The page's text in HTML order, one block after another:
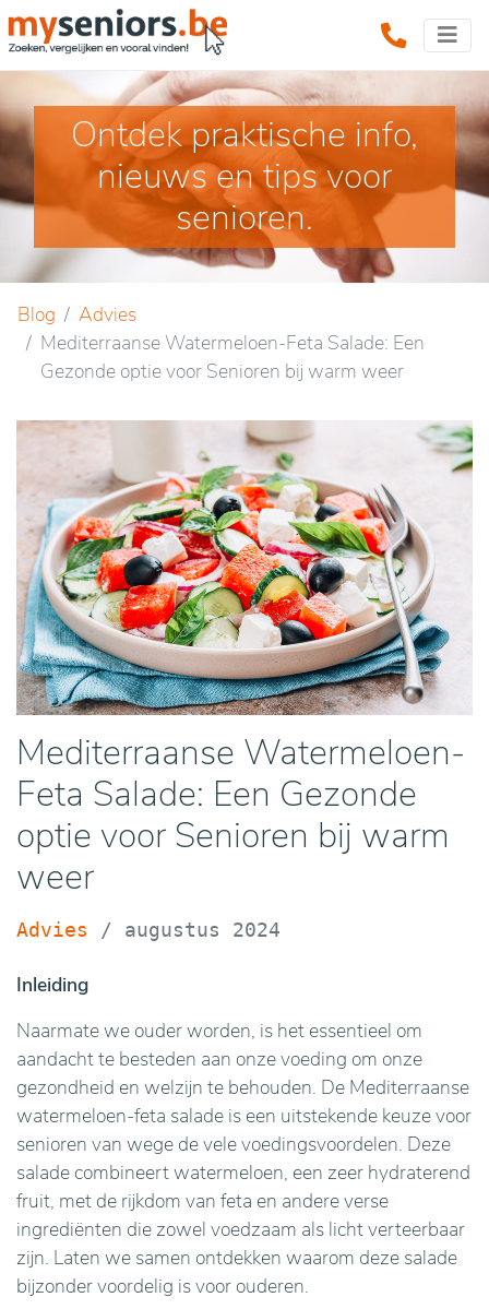
Ontdek praktische info,
nieuws en tips voor
senioren.
Blog
Advies
Mediterraanse Watermeloen-Feta Salade: Een
Gezonde optie voor Senioren bij warm weer
Mediterraanse Watermeloen-
Feta Salade: Een Gezonde
optie voor Senioren bij warm
weer
Advies / augustus 2024
Inleiding
Naarmate we ouder worden, is het essentieel om
aandacht te besteden aan onze voeding om onze
gezondheid en welzijn te behouden. De Mediterraanse
watermeloen-feta salade is een uitstekende keuze voor
senioren van wege de vele voedingsvoordelen. Deze
salade combineert watermeloen, een zeer hydraterend
fruit, met de rijkdom van feta en andere verse
ingrediënten die zowel voedzaam als licht verteerbaar
zijn. Laten we samen ontdekken waarom deze salade
bijzonder voordelig is voor ouderen.